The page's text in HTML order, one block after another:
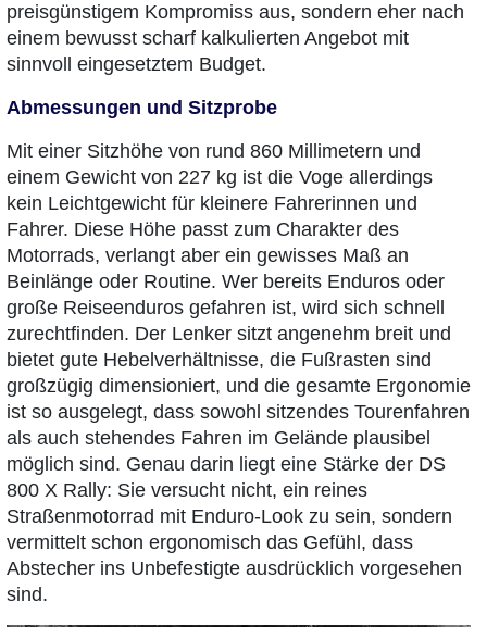
preisgünstigem Kompromiss aus, sondern eher nach
einem bewusst scharf kalkulierten Angebot mit
sinnvoll eingesetztem Budget.
Abmessungen und Sitzprobe
Mit einer Sitzhöhe von rund 860 Millimetern und
einem Gewicht von 227 kg ist die Voge allerdings
kein Leichtgewicht für kleinere Fahrerinnen und
Fahrer. Diese Höhe passt zum Charakter des
Motorrads, verlangt aber ein gewisses Maß an
Beinlänge oder Routine. Wer bereits Enduros oder
große Reiseenduros gefahren ist, wird sich schnell
zurechtfinden. Der Lenker sitzt angenehm breit und
bietet gute Hebelverhältnisse, die Fußrasten sind
großzügig dimensioniert, und die gesamte Ergonomie
ist so ausgelegt, dass sowohl sitzendes Tourenfahren
als auch stehendes Fahren im Gelände plausibel
möglich sind. Genau darin liegt eine Stärke der DS
800 X Rally: Sie versucht nicht, ein reines
Straßenmotorrad mit Enduro-Look zu sein, sondern
vermittelt schon ergonomisch das Gefühl, dass
Abstecher ins Unbefestigte ausdrücklich vorgesehen
sind.